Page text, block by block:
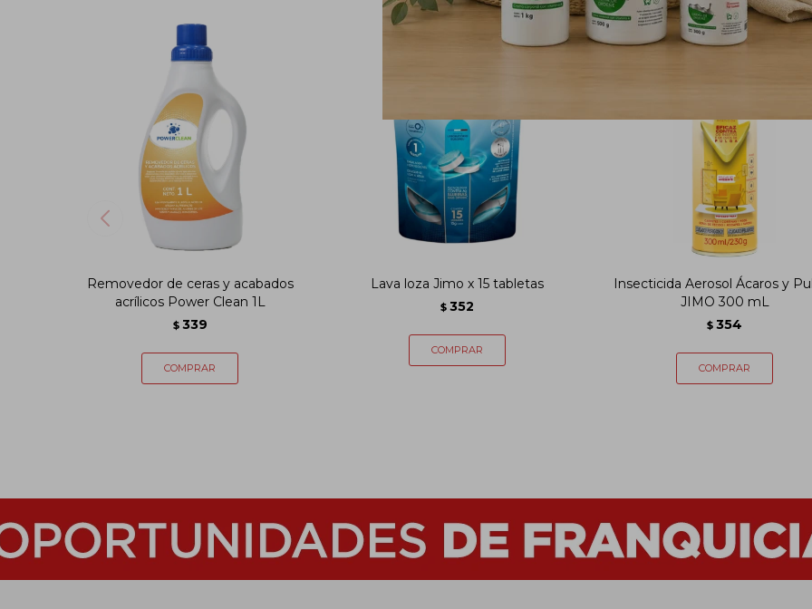
Removedor de ceras y acabados
acrílicos Power Clean 1L
$ 339
Lava loza Jimo x 15 tabletas
$ 352
Insecticida Aerosol Ácaros y
JIMO 300 mL
$ 354